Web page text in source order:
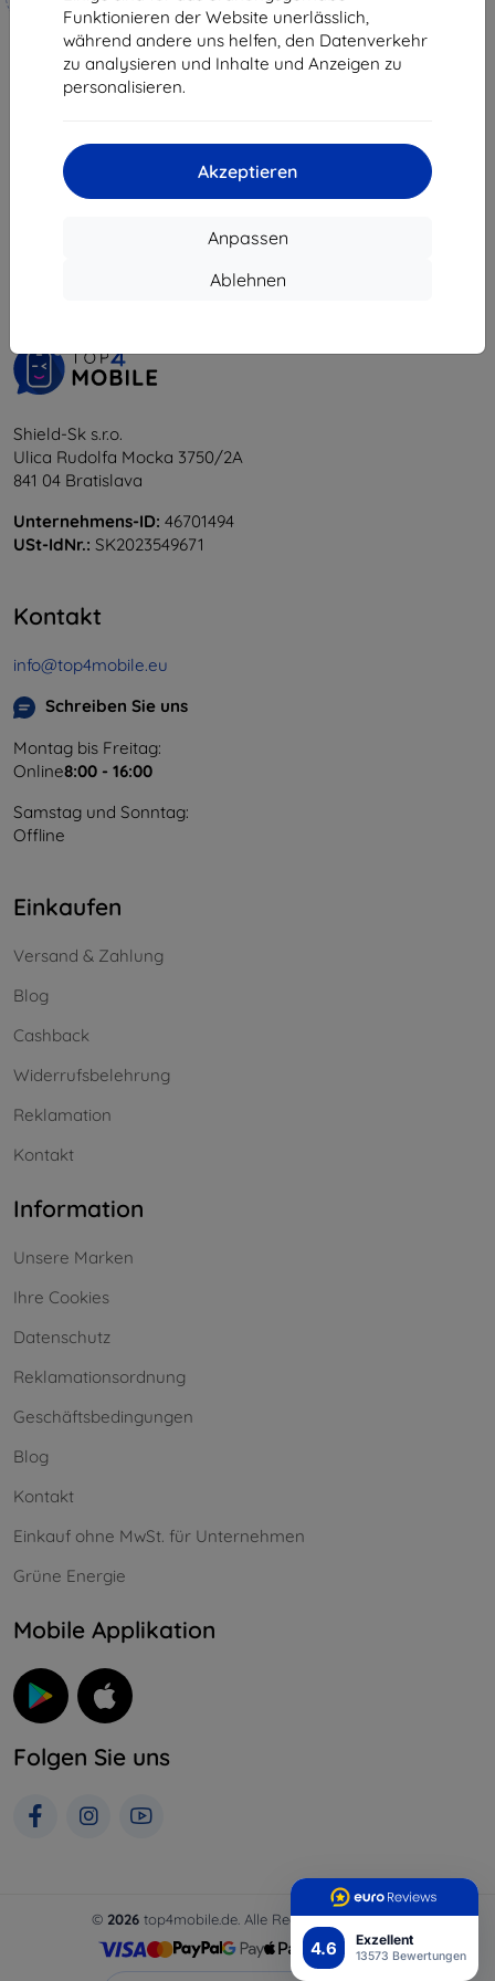
4.6 Exzellent
13573 Bewertungen
Funktionieren der Website unerlässlich,
während andere uns helfen, den Datenverkehr
zu analysieren und Inhalte und Anzeigen zu
personalisieren.
Akzeptieren
Anpassen
Ablehnen
hergestellt
19,90 €
17,91 €
9,81 €
Auf Lager > 5 Stk.
vom ganzen6.
Shield-Sk s.r.o.
Ulica Rudolfa Mocka 3750/2A
841 04 Bratislava
Unternehmens-ID: 46701494
USt-IdNr.: SK2023549671
Kontakt
info@top4mobile.eu
Schreiben Sie uns
Montag bis Freitag:
Online8:00 - 16:00
Samstag und Sonntag:
Offline
Einkaufen
Versand & Zahlung
Blog
Cashback
Widerrufsbelehrung
Reklamation
Kontakt
Information
Unsere Marken
Ihre Cookies
Datenschutz
Reklamationsordnung
Geschäftsbedingungen
Blog
Kontakt
Einkauf ohne MwSt. für Unternehmen
Grüne Energie
Mobile Applikation
Folgen Sie uns
© 2026 top4mobile.de. Alle Rechte vorbehalten.